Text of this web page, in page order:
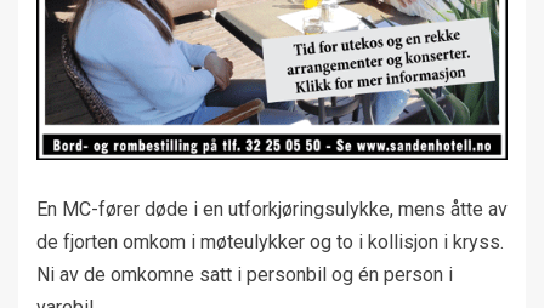
En MC-fører døde i en utforkjøringsulykke, mens åtte av
de fjorten omkom i møteulykker og to i kollisjon i kryss.
Ni av de omkomne satt i personbil og én person i